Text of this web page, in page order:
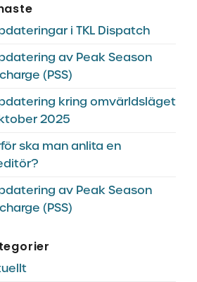
i TKL Dispatch
av Peak Season
(PSS)
kring omvärldsläget
2025
ska man anlita en
av Peak Season
(PSS)